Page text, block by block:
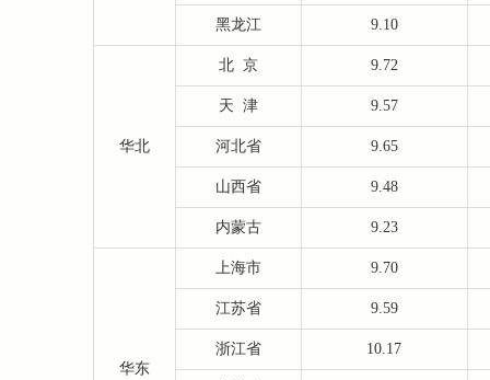
黑龙江 9.10
华北
北 京 9.72
天 津 9.57
河北省 9.65
山西省 9.48
内蒙古 9.23
华东
上海市 9.70
江苏省 9.59
浙江省 10.17